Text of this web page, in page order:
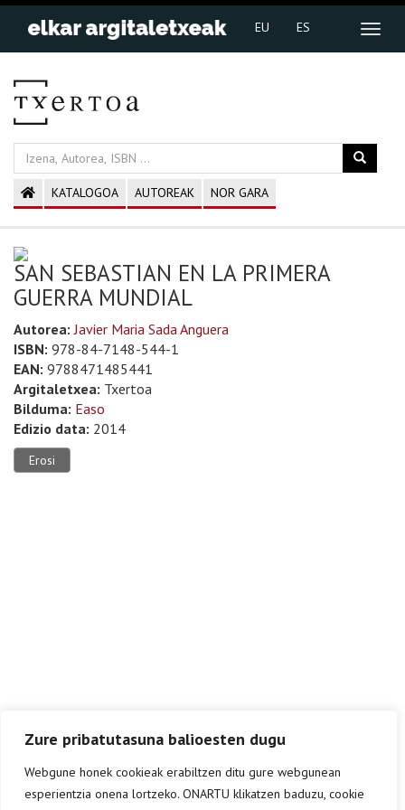
Zure pribatutasuna balioesten dugu
Webgune honek cookieak erabiltzen ditu gure webgunean
esperientzia onena lortzeko. ONARTU klikatzen baduzu, cookie
EU ES
KATALOGOA AUTOREAK NOR GARA
SAN SEBASTIAN EN LA PRIMERA
GUERRA MUNDIAL
Autorea:Javier Maria Sada Anguera
ISBN: 978-84-7148-544-1
EAN: 9788471485441
Argitaletxea: Txertoa
Bilduma: Easo
Edizio data: 2014
Erosi